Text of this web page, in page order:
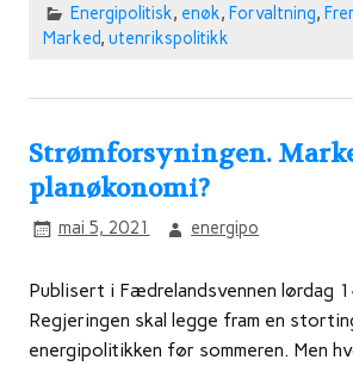
Energipolitisk, enøk, Forvaltning,
Marked, utenrikspolitikk
Strømforsyningen.
planøkonomi?
mai 5, 2021 energipo
Publisert i Fædrelandsvennen lørdag
Regjeringen skal legge fram en
energipolitikken før sommeren. Men